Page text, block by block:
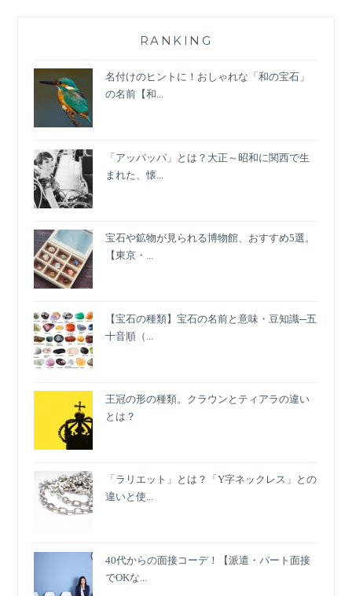
の
ュ
RANKING
名付けのヒントに！おしゃれな「和の宝石」
の名前【和...
「アッパッパ」とは？大正～昭和に関西で生
まれた、懐...
宝石や鉱物が見られる博物館、おすすめ5選。
【東京・...
【宝石の種類】宝石の名前と意味・豆知識─五
十音順（...
王冠の形の種類。クラウンとティアラの違い
とは？
「ラリエット」とは？「Y字ネックレス」との
違いと使...
40代からの面接コーデ！【派遣・パート面接
でOKな...